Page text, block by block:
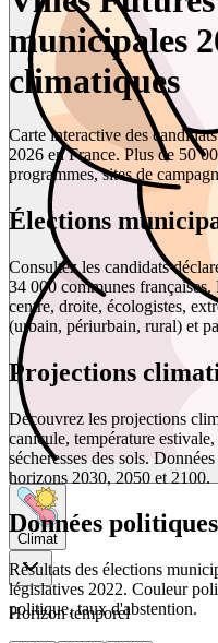
Climat
Horizon temporel
municipales
climatiques
Carte interactive des
2026 en France. Plus de 50
programmes, sites de
Élections
Consultez les candidats
34 000 communes
centre, droite, écologistes,
(urbain, périurbain, rural) et
Projections
Découvrez les projections
canicule, température
sécheresses des sols.
horizons 2030, 2050 et 2100.
Données politiques
Résultats des élections
législatives 2022. Couleur
politique, taux d'abstention.